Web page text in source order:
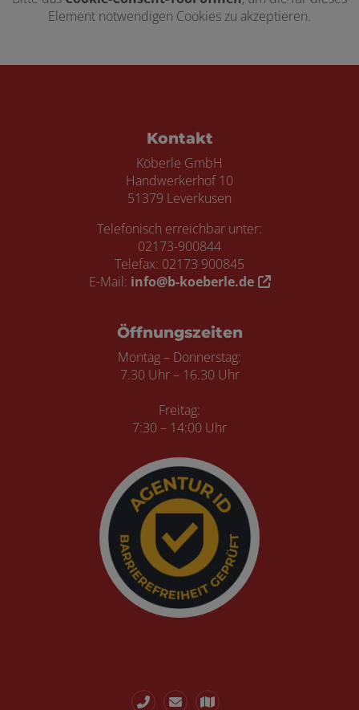
Element notwendigen Cookies zu akzeptieren.
Kontakt
Köberle GmbH
Handwerkerhof 10
51379 Leverkusen
Telefonisch erreichbar unter:
02173-900844
Telefax: 02173 900845
E-Mail: info@b-koeberle.de
Öffnungszeiten
Montag – Donnerstag:
7.30 Uhr – 16.30 Uhr
Freitag:
7:30 – 14:00 Uhr